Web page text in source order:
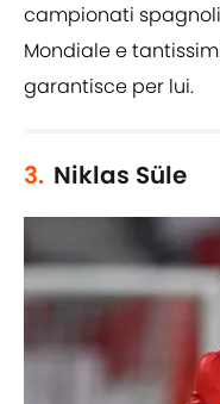
campionati
Mondiale e
garantisce per lui.
3. Niklas Süle